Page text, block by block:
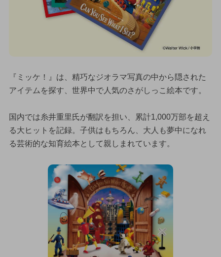
『ミッケ！』は、精巧なジオラマ写真の中から隠された
アイテムを探す、世界中で人気のさがしっこ絵本です。
国内では糸井重里氏が翻訳を担い、累計1,000万部を超え
る大ヒットを記録。子供はもちろん、大人も夢中になれ
る芸術的な知育絵本として親しまれています。